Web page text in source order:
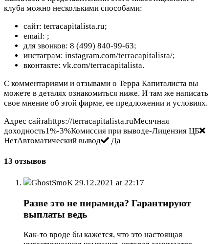
клуба можно несколькими способами:
сайт: terracapitalista.ru;
email: ;
для звонков: 8 (499) 840-99-63;
инстаграм: instagram.com/terracapitalista/;
вконтакте: vk.com/terracapitalista.
С комментариями и отзывами о Терра Капиталиста вы
можете в деталях ознакомиться ниже. И там же написать
свое мнение об этой фирме, ее предложении и условиях.
Адрес сайтаhttps://terracapitalista.ruМесячная
доходность1%-3%Комиссия при выводе-Лицензия ЦБ
НетАвтоматический вывод
Да
13 отзывов
GhostSmoK 29.12.2021 at 22:17
Разве это не пирамида? Гарантируют
выплаты ведь
Как-то вроде бы кажется, что это настоящая